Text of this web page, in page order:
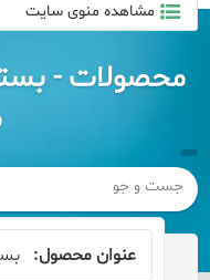
مشاهده منوی سایت
محصولات -